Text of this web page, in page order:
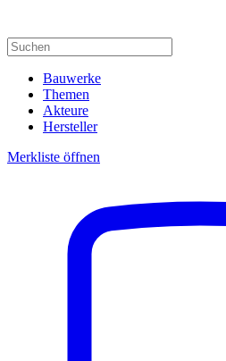
Bauwerke
Themen
Akteure
Hersteller
Merkliste öffnen